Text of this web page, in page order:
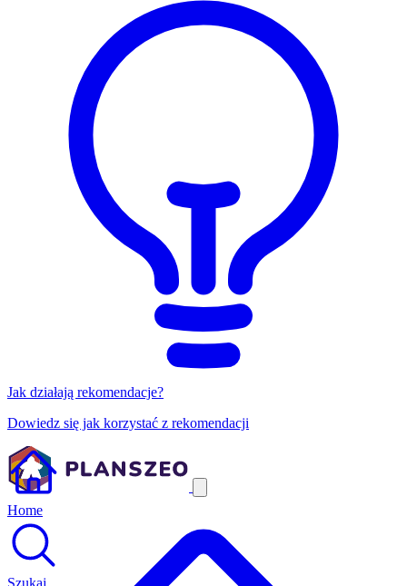
Jak działają rekomendacje?
Dowiedz się jak korzystać z rekomendacji
Home
Szukaj